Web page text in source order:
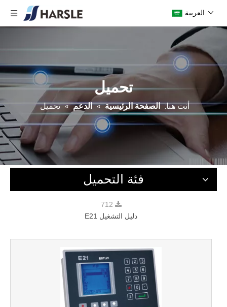
العربية
تحميل
أنت هنا: الصفحة الرئيسية » الدعم » تحميل
فئة التحميل
دليل التشغيل E21